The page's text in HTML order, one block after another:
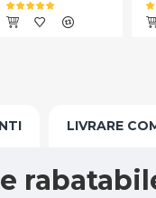
LIVRARE